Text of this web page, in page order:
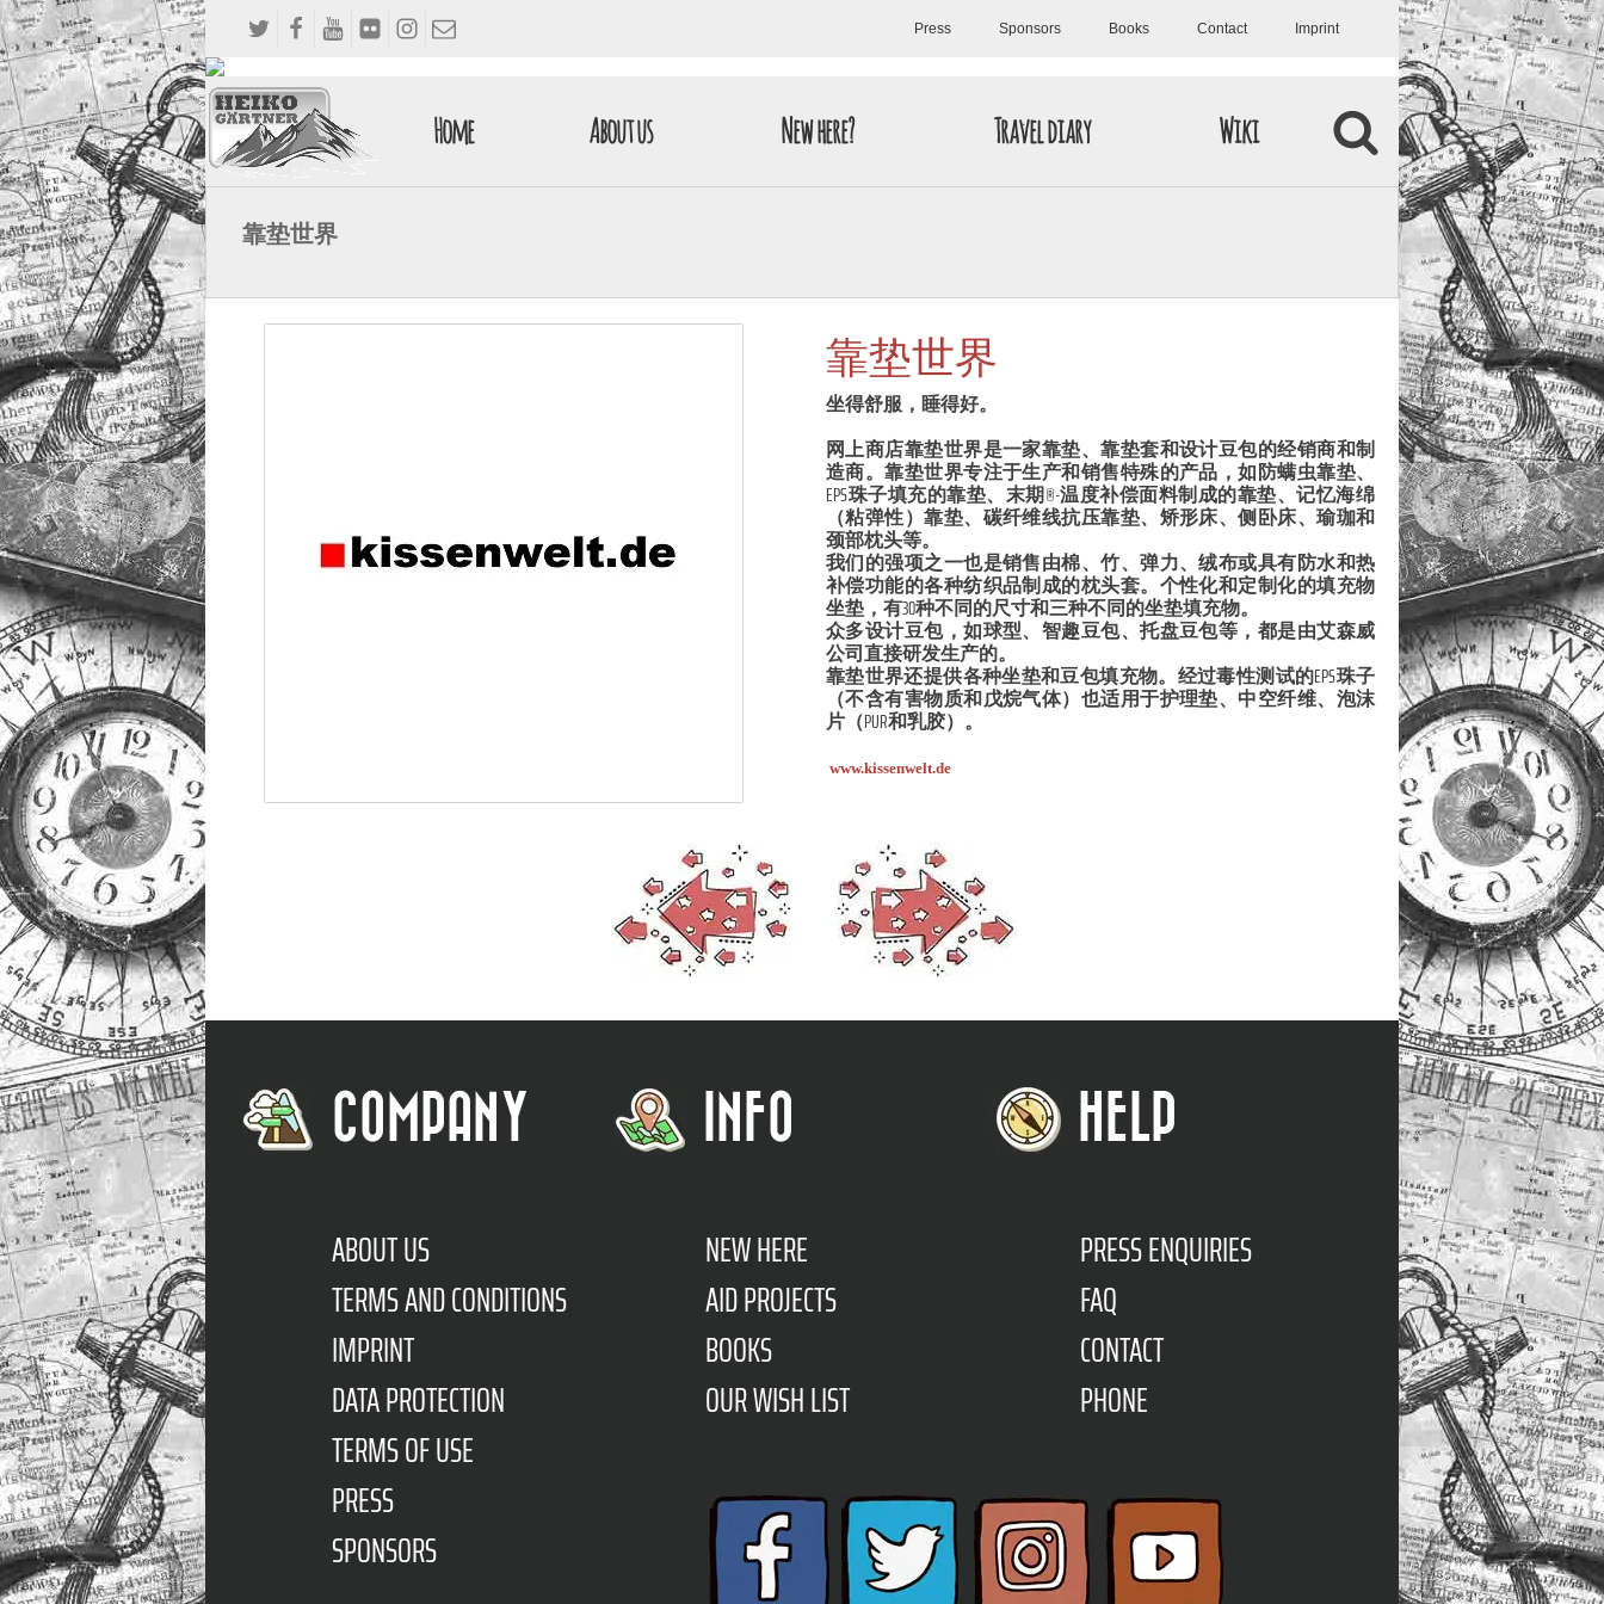
Press Sponsors Books Contact Imprint
Home About us New here? Travel diary Wiki
靠垫世界
靠垫世界
坐得舒服，睡得好。
网上商店靠垫世界是一家靠垫、靠垫套和设计豆包的经销商和制
造商。靠垫世界专注于生产和销售特殊的产品，如防螨虫靠垫、
EPS珠子填充的靠垫、末期®-温度补偿面料制成的靠垫、记忆海绵
（粘弹性）靠垫、碳纤维线抗压靠垫、矫形床、侧卧床、瑜珈和
颈部枕头等。
我们的强项之一也是销售由棉、竹、弹力、绒布或具有防水和热
补偿功能的各种纺织品制成的枕头套。个性化和定制化的填充物
坐垫，有30种不同的尺寸和三种不同的坐垫填充物。
众多设计豆包，如球型、智趣豆包、托盘豆包等，都是由艾森威
公司直接研发生产的。
靠垫世界还提供各种坐垫和豆包填充物。经过毒性测试的EPS珠子
（不含有害物质和戊烷气体）也适用于护理垫、中空纤维、泡沫
片（PUR和乳胶）。
www.kissenwelt.de
COMPANY
ABOUT US
TERMS AND CONDITIONS
IMPRINT
DATA PROTECTION
TERMS OF USE
PRESS
SPONSORS
INFO
NEW HERE
AID PROJECTS
BOOKS
OUR WISH LIST
HELP
PRESS ENQUIRIES
FAQ
CONTACT
PHONE